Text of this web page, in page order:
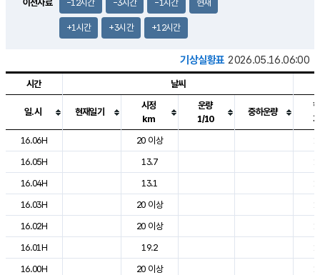
이전자료 -12시간 -3시간 -1시간 현재
+1시간 +3시간 +12시간
기상실황표 2026.05.16.06:00
도시별 기상실황표로 지점, 날씨, 기온, 강수, 바람, 기압등을 안내한 표입
시간 날씨
일.시 현재일기
시정
km
운량
1/10
중하운량
16.06H
20 이상
16.05H
13.7
16.04H
13.1
16.03H
20 이상
16.02H
20 이상
16.01H
19.2
16.00H
20 이상